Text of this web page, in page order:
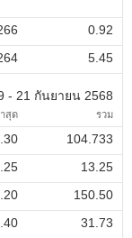
0.92
5.45
- 21 กันยายน 2568
สุด รวม
104.733
13.25
150.50
31.73